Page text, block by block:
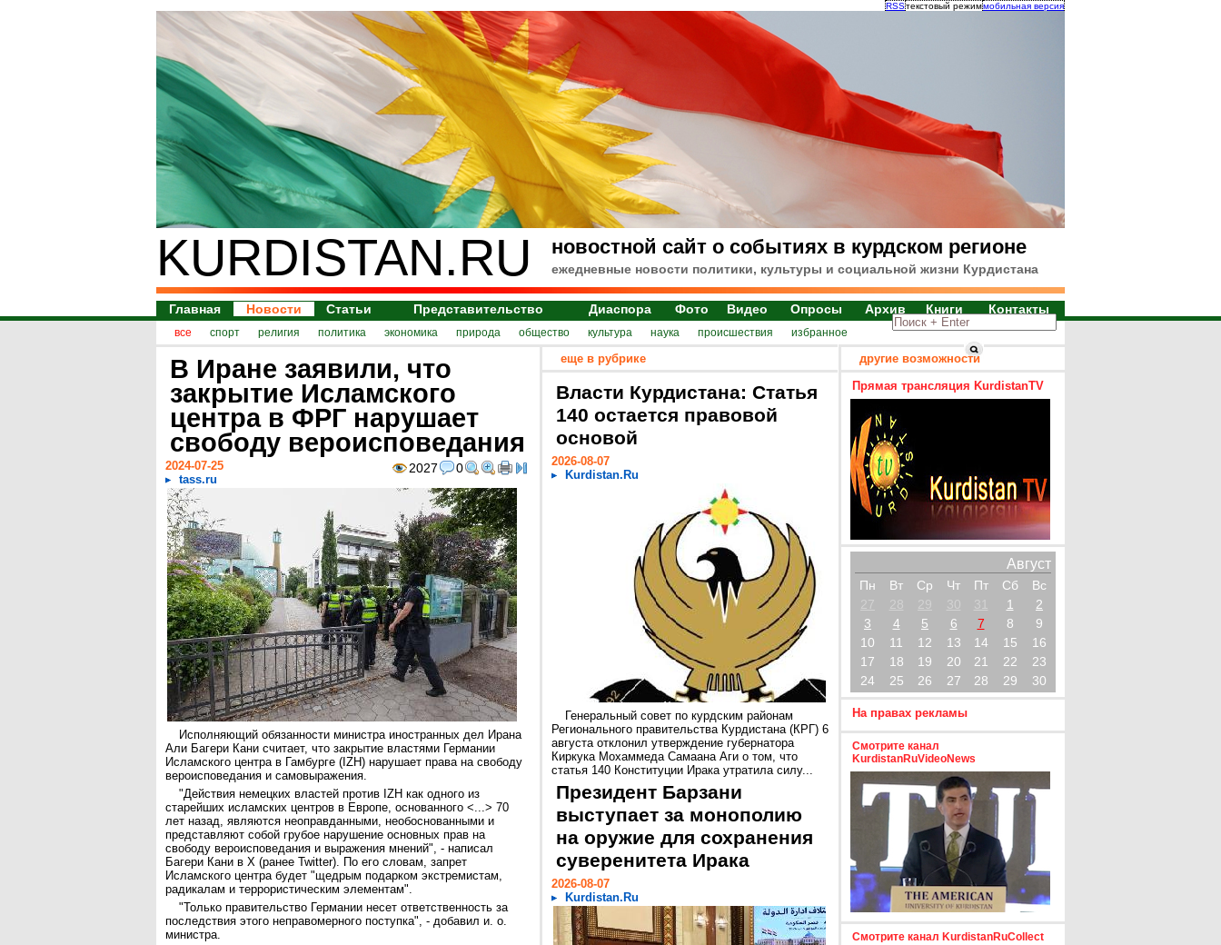
RSSтекстовый режиммобильная версия
KURDISTAN.RU новостной сайт о событиях в курдском регионе
ежедневные новости политики, культуры и социальной жизни Курдистана
Главная Новости Статьи Представительство Диаспора Фото Видео Опросы Архив Книги Контакты
все спорт религия политика экономика природа общество культура наука происшествия избранное
В Иране заявили, что
закрытие Исламского
центра в ФРГ нарушает
свободу вероисповедания
2027 0
2024-07-25
tass.ru
Исполняющий обязанности министра иностранных дел Ирана
Али Багери Кани считает, что закрытие властями Германии
Исламского центра в Гамбурге (IZH) нарушает права на свободу
вероисповедания и самовыражения.
"Действия немецких властей против IZH как одного из
старейших исламских центров в Европе, основанного <...> 70
лет назад, являются неоправданными, необоснованными и
представляют собой грубое нарушение основных прав на
свободу вероисповедания и выражения мнений", - написал
Багери Кани в X (ранее Twitter). По его словам, запрет
Исламского центра будет "щедрым подарком экстремистам,
радикалам и террористическим элементам".
"Только правительство Германии несет ответственность за
последствия этого неправомерного поступка", - добавил и. о.
министра.
еще в рубрике
Власти Курдистана: Статья
140 остается правовой
основой
2026-08-07
Kurdistan.Ru
Генеральный совет по курдским районам
Регионального правительства Курдистана (КРГ) 6
августа отклонил утверждение губернатора
Киркука Мохаммеда Самаана Аги о том, что
статья 140 Конституции Ирака утратила силу...
Президент Барзани
выступает за монополию
на оружие для сохранения
суверенитета Ирака
2026-08-07
Kurdistan.Ru
другие возможности
Прямая трансляция KurdistanTV
Август
Пн Вт Ср Чт Пт Сб
Вс
27
28 29 30 31 1
2
3
4 5 6 7 8
9
10
11 12 13 14 15
16
17
18 19 20 21 22
23
24
25 26 27 28 29 30
На правах рекламы
Смотрите канал
KurdistanRuVideoNews
Смотрите канал KurdistanRuCollect